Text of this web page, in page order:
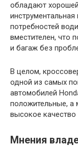
обладают
потребностей
вместителен, что
и багаж без
В целом,
одной из самых
автомобилей
положительные, а
высокое
Мнения